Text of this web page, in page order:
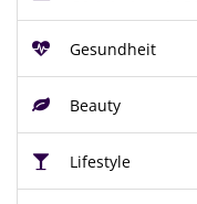
Gesundheit
Beauty
Lifestyle